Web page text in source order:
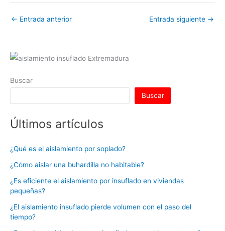
← Entrada anterior Entrada siguiente →
Buscar
Buscar
Últimos artículos
¿Qué es el aislamiento por soplado?
¿Cómo aislar una buhardilla no habitable?
¿Es eficiente el aislamiento por insuflado en viviendas
pequeñas?
¿El aislamiento insuflado pierde volumen con el paso del
tiempo?